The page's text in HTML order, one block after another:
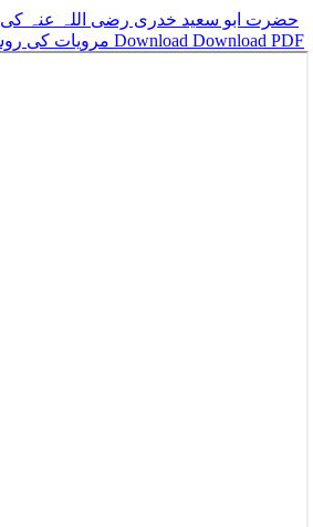
حضرت ابو سعید خدری رضی اللہ عنہ کی
Download Download PDF